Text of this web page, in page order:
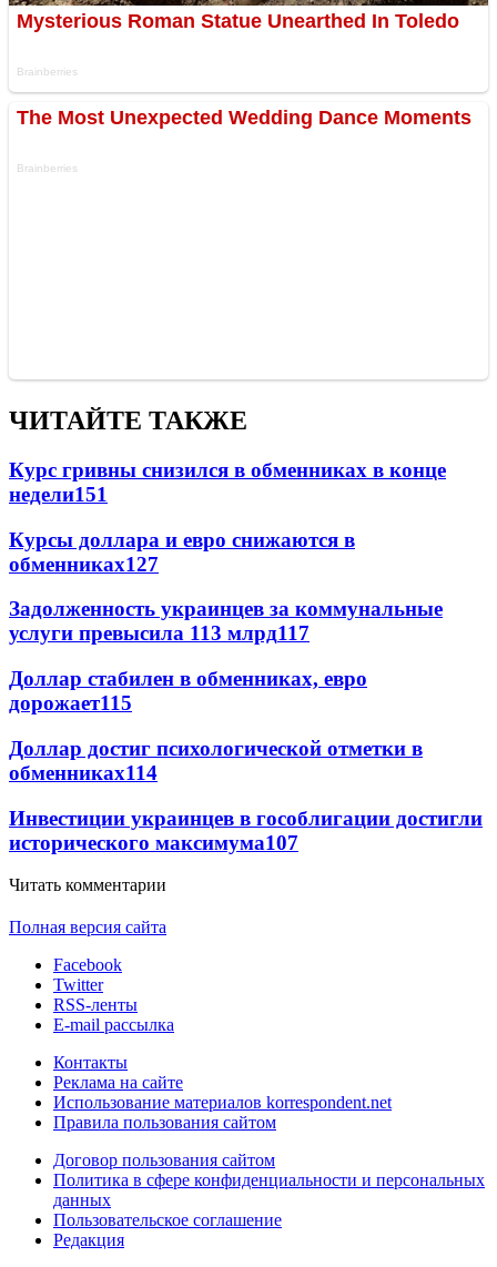
ЧИТАЙТЕ ТАКЖЕ
Курс гривны снизился в обменниках в конце
недели151
Курсы доллара и евро снижаются в
обменниках127
Задолженность украинцев за коммунальные
услуги превысила 113 млрд117
Доллар стабилен в обменниках, евро
дорожает115
Доллар достиг психологической отметки в
обменниках114
Инвестиции украинцев в гособлигации достигли
исторического максимума107
Читать комментарии
Полная версия сайта
Facebook
Twitter
RSS-ленты
E-mail рассылка
Контакты
Реклама на сайте
Использование материалов korrespondent.net
Правила пользования сайтом
Договор пользования сайтом
Политика в сфере конфиденциальности и персональных
данных
Пользовательское соглашение
Редакция